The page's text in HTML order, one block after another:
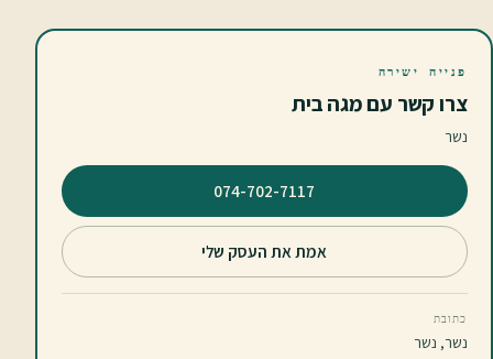
פנייה ישירה
צרו קשר עם מגה בית
נשר
⁦074-702-7117⁩
אמת את העסק שלי
כתובת
נשר, נשר